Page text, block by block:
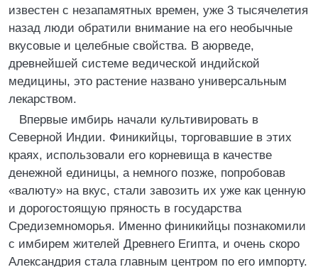
известен с незапамятных времен, уже 3 тысячелетия
назад люди обратили внимание на его необычные
вкусовые и целебные свойства. В аюрведе,
древнейшей системе ведической индийской
медицины, это растение названо универсальным
лекарством.
Впервые имбирь начали культивировать в
Северной Индии. Финикийцы, торговавшие в этих
краях, использовали его корневища в качестве
денежной единицы, а немного позже, попробовав
«валюту» на вкус, стали завозить их уже как ценную
и дорогостоящую пряность в государства
Средиземноморья. Именно финикийцы познакомили
с имбирем жителей Древнего Египта, и очень скоро
Александрия стала главным центром по его импорту.